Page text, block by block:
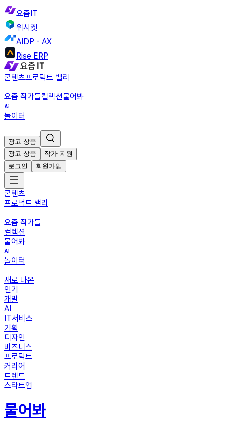
요즘IT
위시켓
AIDP - AX
Rise ERP
콘텐츠프로덕트 밸리
요즘 작가들컬렉션물어봐
놀이터
광고 상품
광고 상품
작가 지원
로그인
회원가입
콘텐츠
프로덕트 밸리
요즘 작가들
컬렉션
물어봐
놀이터
새로 나온
인기
개발
AI
IT서비스
기획
디자인
비즈니스
프로덕트
커리어
트렌드
스타트업
물어봐